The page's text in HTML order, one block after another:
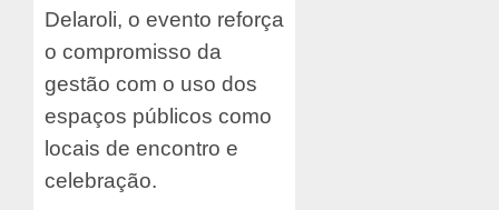
Delaroli, o evento reforça
o compromisso da
gestão com o uso dos
espaços públicos como
locais de encontro e
celebração.